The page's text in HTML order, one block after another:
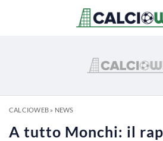
CALCIOWEB» NEWS
A tutto Monchi: il